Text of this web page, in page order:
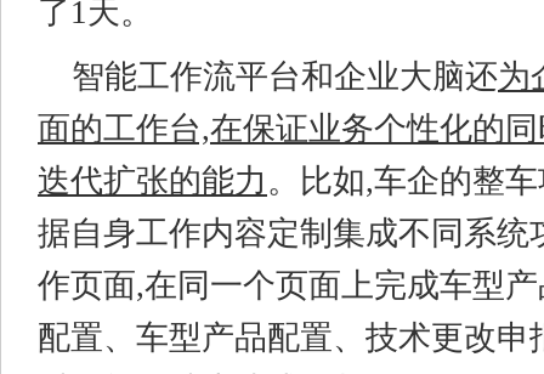
了1天。
智能工作流平台和企业大脑还为
面的工作台,在保证业务个性化的
迭代扩张的能力 。比如,车企的整
据自身工作内容定制集成不同系统
作页面,在同一个页面上完成车型
配置、车型产品配置、技术更改申